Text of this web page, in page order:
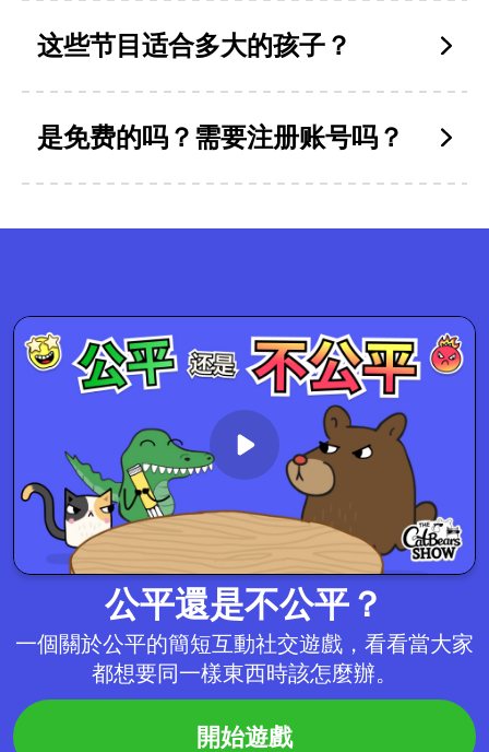
这些节目适合多大的孩子？
是免费的吗？需要注册账号吗？
公平還是不公平？
一個關於公平的簡短互動社交遊戲，看看當大家
都想要同一樣東西時該怎麼辦。
開始遊戲